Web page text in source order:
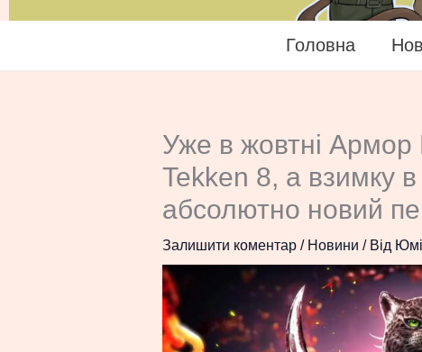
Головна
Уже в жовтні Армор
Tekken 8, а взимку в
абсолютно новий
Залишити коментар / Новини / Від Юмі